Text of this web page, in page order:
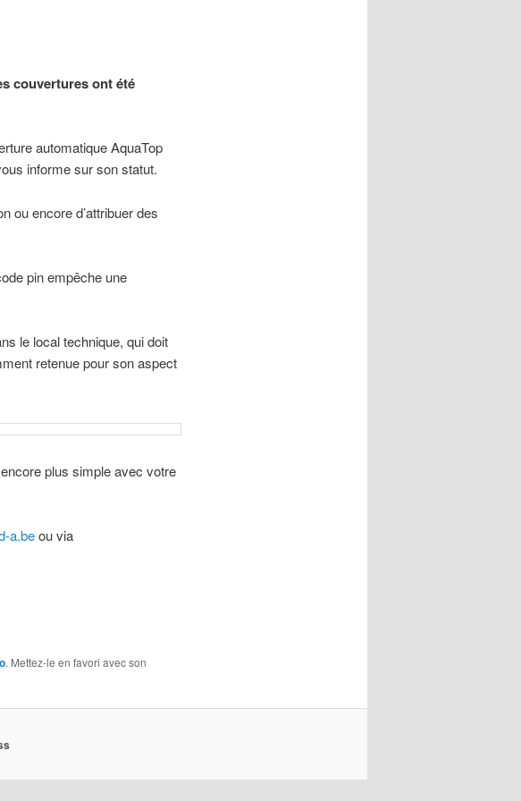
couvertures ont été
automatique AquaTop
informe sur son statut.
ou encore d’attribuer des
pin empêche une
le local technique, qui doit
retenue pour son aspect
plus simple avec votre
a.beou via
. Mettez-le en favori avec son